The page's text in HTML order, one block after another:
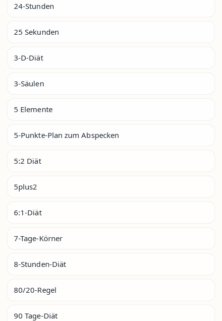
24-Stunden
25 Sekunden
3-D-Diät
3-Säulen
5 Elemente
5-Punkte-Plan zum Abspecken
5:2 Diät
5plus2
6:1-Diät
7-Tage-Körner
8-Stunden-Diät
80/20-Regel
90 Tage-Diät